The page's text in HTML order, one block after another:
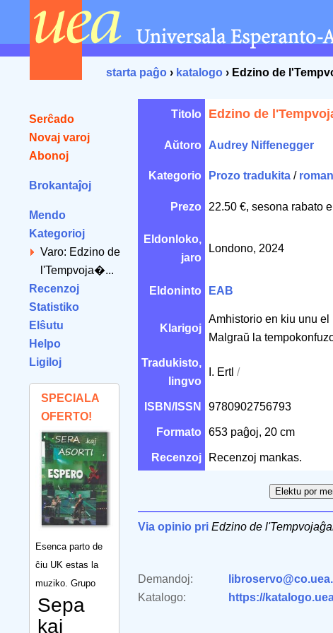
starta paĝo › katalogo › Edzino de
Serĉado
Novaj varoj
Abonoj
Brokantaĵoj
Mendo
Kategorioj
Varo: Edzino de
l'Tempvoja�...
Recenzoj
Statistiko
Elŝutu
Helpo
Ligiloj
SPECIALA
OFERTO!
Esenca parto de
ĉiu UK estas la
muziko. Grupo
Sepa
kaj
Titolo Edzino de
Aŭtoro Audrey Niffenegger
Kategorio Prozo tradukita /
Prezo 22.50 €, sesona rabato
Eldonloko,
jaro
Londono, 2024
Eldoninto EAB
Klarigoj
Amhistorio en kiu unu el
Malgraŭ la
Tradukisto,
lingvo
I. Ertl /
ISBN/ISSN 9780902756793
Formato 653 paĝoj, 20 cm
Recenzoj Recenzoj mankas.
Via opinio pri Edzino de
Demandoj:
Katalogo:
https://